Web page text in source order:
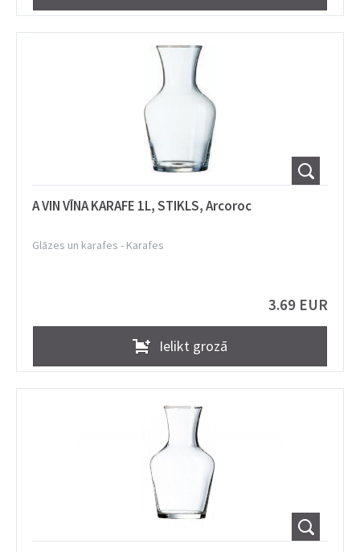
A VIN VĪNA KARAFE 1L, STIKLS, Arcoroc
Glāzes un karafes - Karafes
3.69 EUR
Ielikt grozā